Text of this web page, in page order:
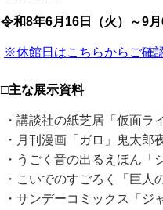
令和8年6月16日（火）～9月
※休館日はこちらからご確
□主な展示資料
・講談社の紙芝居「仮面ラ
・月刊漫画「ガロ」鬼太郎
・うごく音の出るえほん「
・こいでのすごろく「巨人
・サンデーコミックス「ジ